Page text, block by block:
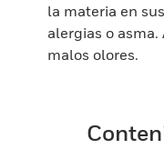
la materia en
alergias o
malos olores.